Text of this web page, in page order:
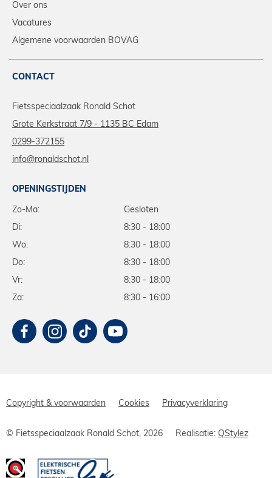
Over ons
Vacatures
Algemene voorwaarden BOVAG
CONTACT
Fietsspeciaalzaak Ronald Schot
Grote Kerkstraat 7/9 - 1135 BC Edam
0299-372155
info@ronaldschot.nl
OPENINGSTIJDEN
Zo-Ma:
Gesloten
Di:
8:30 - 18:00
Wo:
8:30 - 18:00
Do:
8:30 - 18:00
Vr:
8:30 - 18:00
Za:
8:30 - 16:00
Copyright & voorwaarden Cookies Privacyverklaring
© Fietsspeciaalzaak Ronald Schot, 2026 Realisatie: QStylez